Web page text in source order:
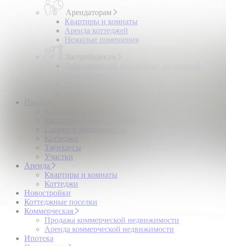
Арендаторам
Квартиры и комнаты
Аренда коттеджей
Нежилые помещения
Застройщикам
Коттеджи
Таунхаусы
Участки
Аренда
Квартиры и комнаты
Коттеджи
Новостройки
Коттеджные поселки
Коммерческая
Продажа коммерческой недвижимости
Аренда коммерческой недвижимости
Ипотека